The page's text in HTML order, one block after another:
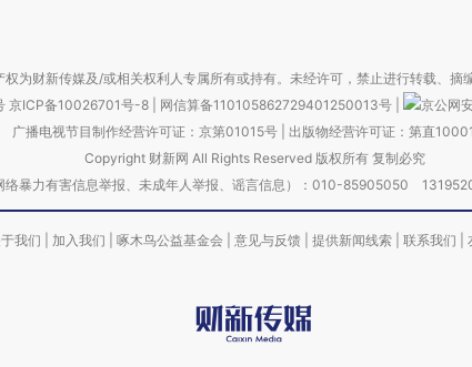
为财新传媒及/或相关权利人专属所有或持有。未经许可，禁止进行转载、摘
京ICP备10026701号-8 网信算备110105862729401250013号
京公网
广播电视节目制作经营许可证：京第01015号| 出版物经营许可证：第直
Copyright 财新网 All Rights Reserved 版权所有 复制必究
络暴力有害信息举报、未成年人举报、谣言信息）：010-85905050
我们 加入我们 啄木鸟公益基金会 意见与反馈 提供新闻线索 联系我们